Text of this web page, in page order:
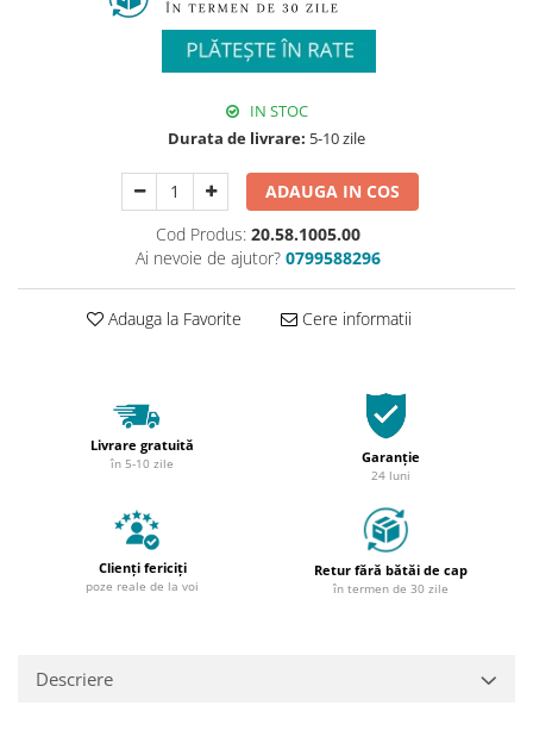
IN STOC
Durata de livrare: 5-10 zile
ADAUGA IN COS
Cod Produs: 20.58.1005.00
Ai nevoie de ajutor? 0799588296
Adauga la Favorite Cere informatii
Livrare gratuită
în 5-10 zile Garanție
24 luni
Clienți fericiți
poze reale de la voi
Retur fără bătăi de cap
în termen de 30 zile
Descriere